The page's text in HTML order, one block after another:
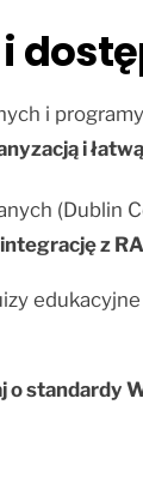
i
i
(Dublin
z
edukacyjne
o standardy